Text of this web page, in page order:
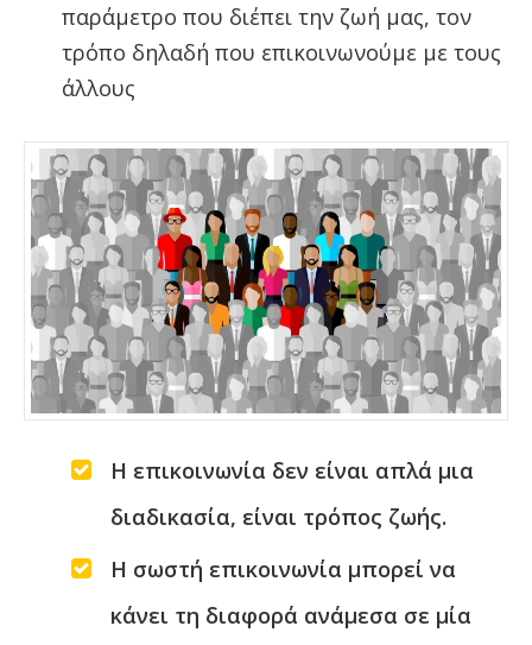
παράμετρο που διέπει την ζωή μας, τον
τρόπο δηλαδή που επικοινωνούμε με τους
άλλους
Η επικοινωνία δεν είναι απλά μια
διαδικασία, είναι τρόπος ζωής.
Η σωστή επικοινωνία μπορεί να
κάνει τη διαφορά ανάμεσα σε μία